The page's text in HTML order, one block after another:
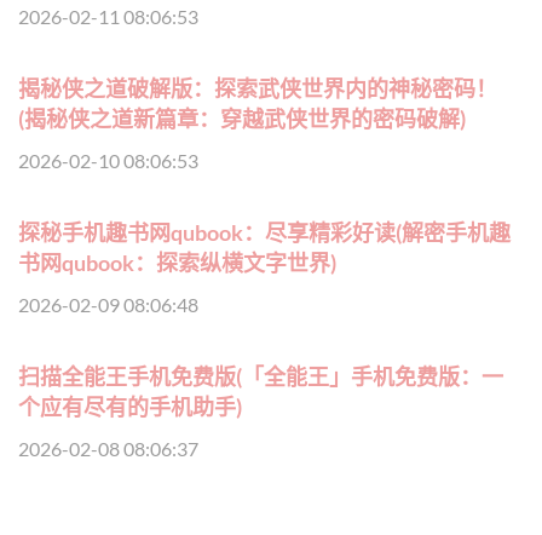
2026-02-11 08:06:53
揭秘侠之道破解版：探索武侠世界内的神秘密码！
(揭秘侠之道新篇章：穿越武侠世界的密码破解)
2026-02-10 08:06:53
探秘手机趣书网qubook：尽享精彩好读(解密手机趣
书网qubook：探索纵横文字世界)
2026-02-09 08:06:48
扫描全能王手机免费版(「全能王」手机免费版：一
个应有尽有的手机助手)
2026-02-08 08:06:37